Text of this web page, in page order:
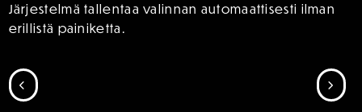
Järjestelmä tallentaa valinnan automaattisesti ilman
erillistä painiketta.
SIIRRY EDELLISEEN